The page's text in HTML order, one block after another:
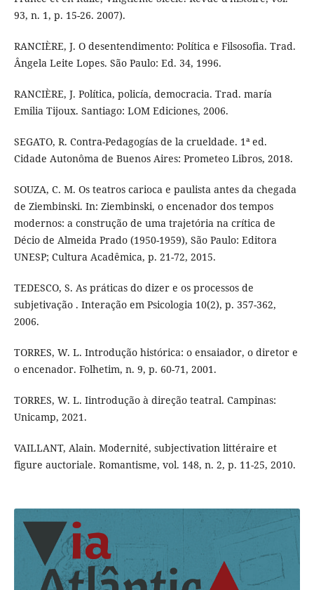
93, n. 1, p. 15-26. 2007).
RANCIÈRE, J. O desentendimento: Política e Filsosofia. Trad.
Ângela Leite Lopes. São Paulo: Ed. 34, 1996.
RANCIÈRE, J. Política, policía, democracia. Trad. maría
Emilia Tijoux. Santiago: LOM Ediciones, 2006.
SEGATO, R. Contra-Pedagogías de la crueldade. 1ª ed.
Cidade Autonôma de Buenos Aires: Prometeo Libros, 2018.
SOUZA, C. M. Os teatros carioca e paulista antes da chegada
de Ziembinski. In: Ziembinski, o encenador dos tempos
modernos: a construção de uma trajetória na crítica de
Décio de Almeida Prado (1950-1959), São Paulo: Editora
UNESP; Cultura Acadêmica, p. 21-72, 2015.
TEDESCO, S. As práticas do dizer e os processos de
subjetivação . Interação em Psicologia 10(2), p. 357-362,
2006.
TORRES, W. L. Introdução histórica: o ensaiador, o diretor e
o encenador. Folhetim, n. 9, p. 60-71, 2001.
TORRES, W. L. Iintrodução à direção teatral. Campinas:
Unicamp, 2021.
VAILLANT, Alain. Modernité, subjectivation littéraire et
figure auctoriale. Romantisme, vol. 148, n. 2, p. 11-25, 2010.